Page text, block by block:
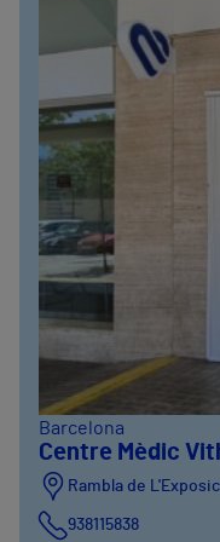
Barcelona
Centre Mèdic
Rambla de
938115838